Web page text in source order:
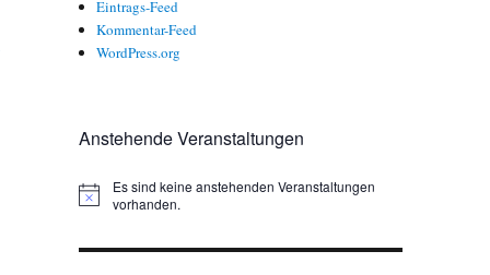
Eintrags-Feed
Kommentar-Feed
WordPress.org
Anstehende Veranstaltungen
H
w
Es sind keine anstehenden Veranstaltungen
vorhanden.